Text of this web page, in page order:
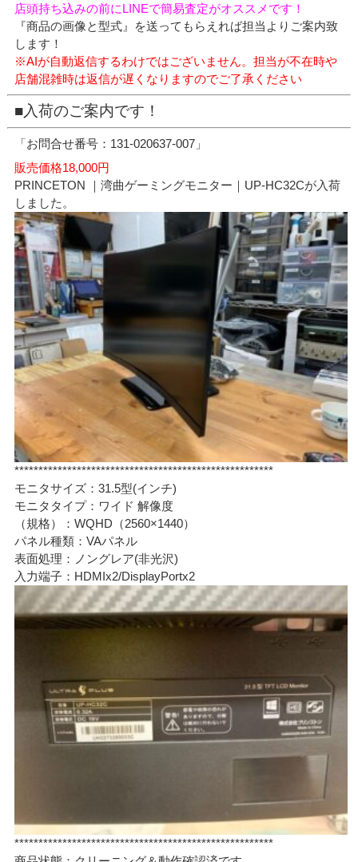
店頭持ち込みの前にLINEで簡易査定がオススメです！
『商品の画像と型式』を送ってもらえれば担当よりご案内致
します！
※AIが自動返信するわけではございません。担当が不在時や
店舗混雑時は返信が遅くなりますのでご了承ください
■入荷のご案内です！
「お問合せ番号：131-020637-007」
販売価格18,000円
PRINCETON ｜湾曲ゲーミングモニター｜UP-HC32Cが入荷
しました。
******************************************************
モニタサイズ：31.5型(インチ)
モニタタイプ：ワイド 解像度
（規格）：WQHD（2560×1440）
パネル種類：VAパネル
表面処理：ノングレア(非光沢)
入力端子：HDMIx2/DisplayPortx2
******************************************************